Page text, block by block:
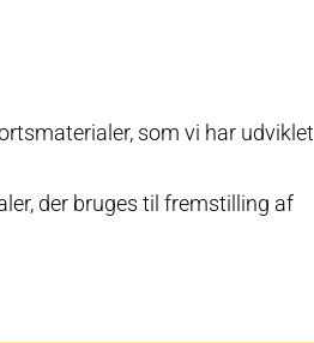
som vi har udviklet
der bruges til fremstilling af